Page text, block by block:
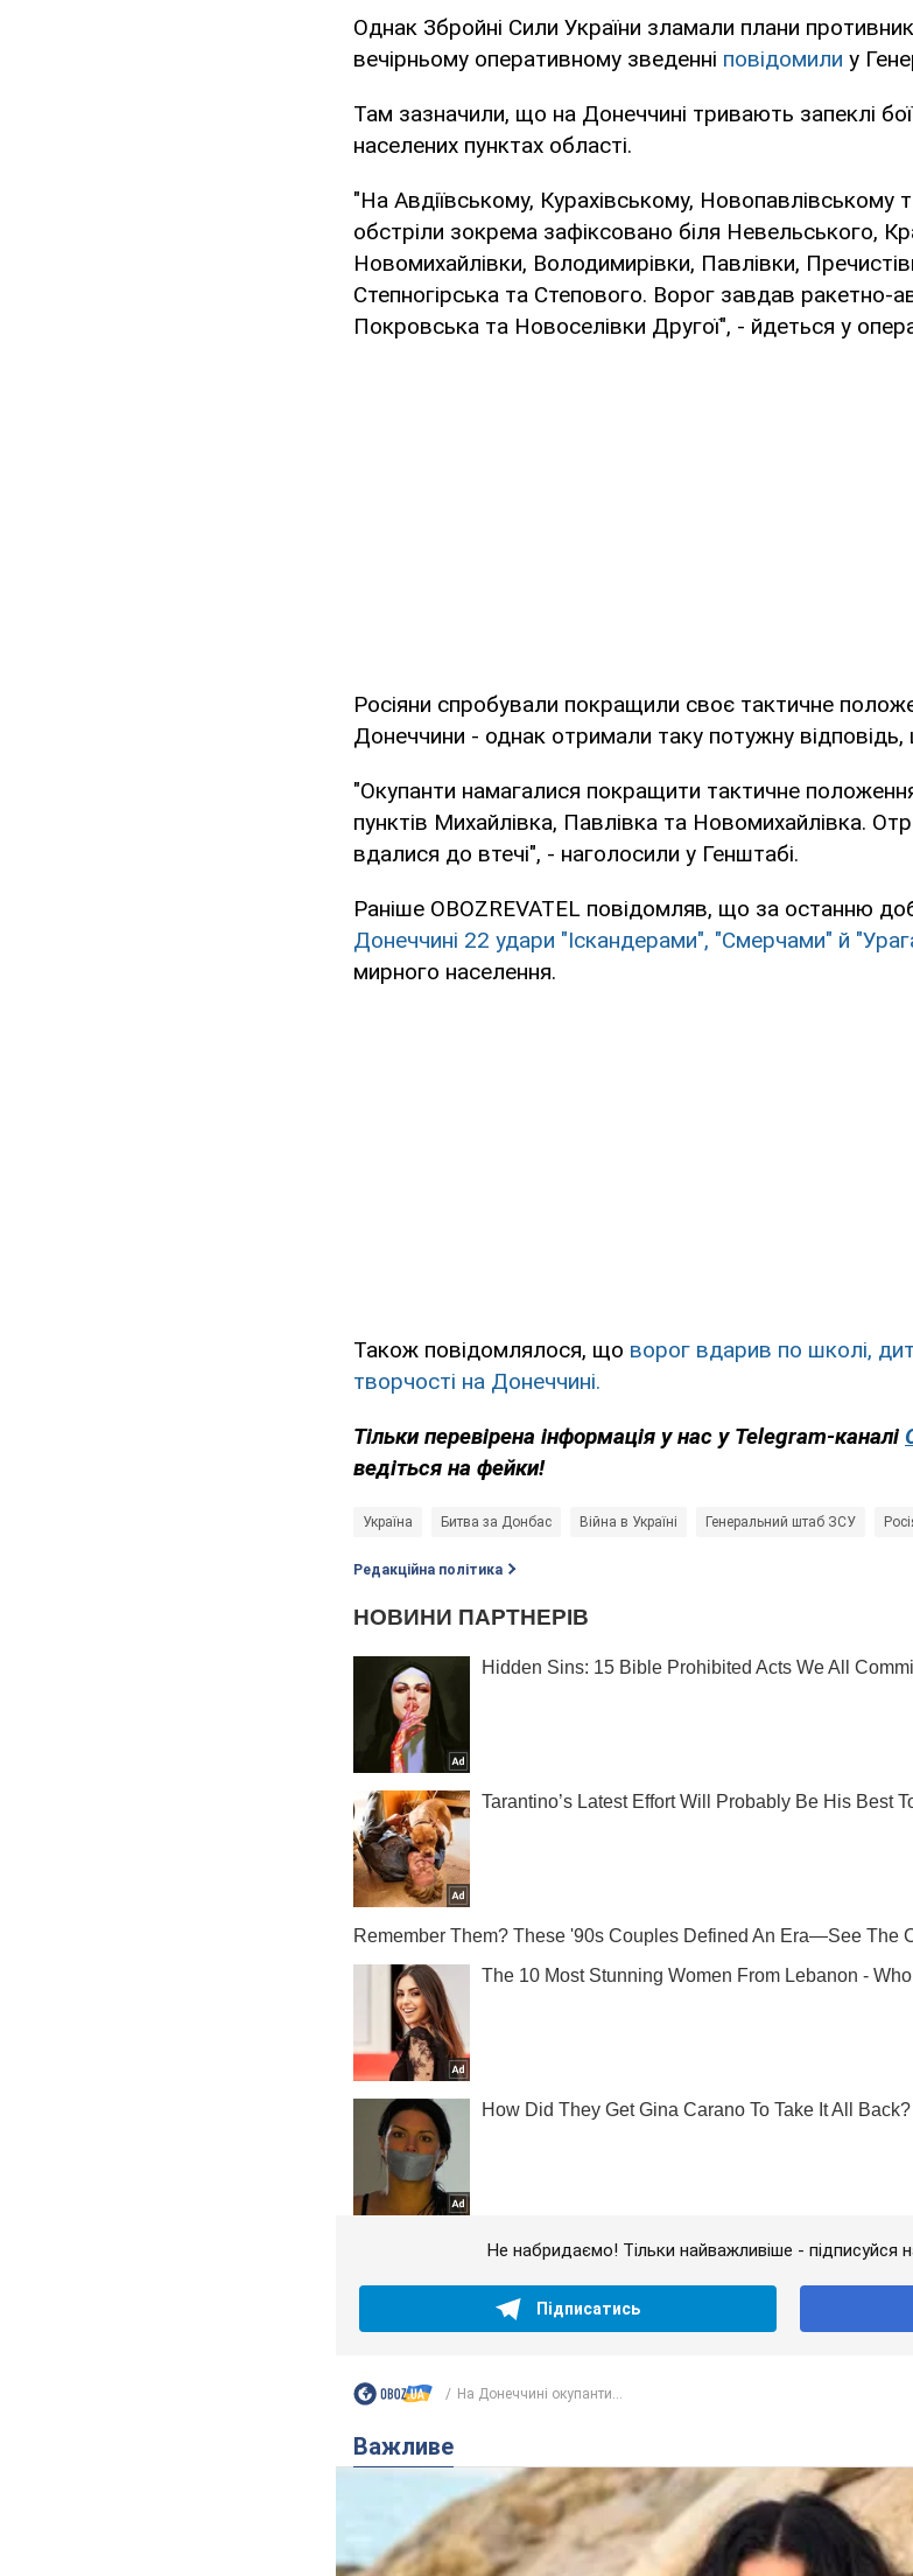
Однак Збройні Сили України зламали плани
вечірньому оперативному зведенні повідомили у
Там зазначили, що на Донеччині тривають запеклі
населених пунктах області.
"На Авдіївському, Курахівському, Новопавлівському
обстріли зокрема зафіксовано біля Невельського,
Новомихайлівки, Володимирівки, Павлівки,
Степногірська та Степового. Ворог завдав ракетно-
Покровська та Новоселівки Другої", - йдеться у
Росіяни спробували покращили своє тактичне
Донеччини - однак отримали таку потужну
"Окупанти намагалися покращити тактичне
пунктів Михайлівка, Павлівка та Новомихайлівка.
вдалися до втечі", - наголосили у Генштабі.
Раніше OBOZREVATEL повідомляв, що за останню
Донеччині 22 удари "Іскандерами", "Смерчами" й
мирного населення.
Також повідомлялося, що ворог вдарив по школі,
творчості на Донеччині.
Тільки перевірена інформація у нас у Telegram-каналі
ведіться на фейки!
Україна Битва за Донбас Війна в Україні Генеральний штаб ЗСУ
Редакційна політика
Не набридаємо! Тільки найважливіше - підписуйся
Підписатись
На Донеччині окупанти...
Важливе